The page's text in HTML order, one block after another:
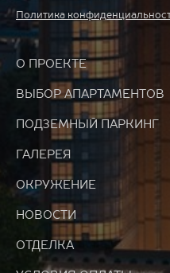
О ПРОЕКТЕ
ВЫБОР АПАРТАМЕНТОВ
ПОДЗЕМНЫЙ ПАРКИНГ
ГАЛЕРЕЯ
ОКРУЖЕНИЕ
НОВОСТИ
ОТДЕЛКА
Политика